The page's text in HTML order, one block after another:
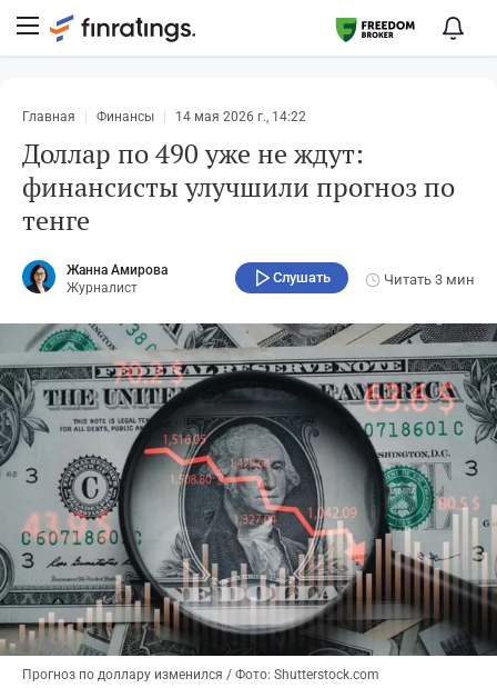
Главная Финансы 14 мая 2026 г., 14:22
Доллар по 490 уже не ждут:
финансисты улучшили прогноз по
тенге
Жанна Амирова
Журналист
Слушать Читать 3 мин
Прогноз по доллару изменился / Фото: Shutterstock.com